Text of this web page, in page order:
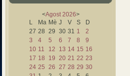
<Agost 2026>
L
Ma Mè J V S
D
27 28 29 30 31 1
2
3
4 5 6 7 8
9
10 11 12 13 14 15 16
17 18 19 20 21 22 23
24 25 26 27 28 29 30